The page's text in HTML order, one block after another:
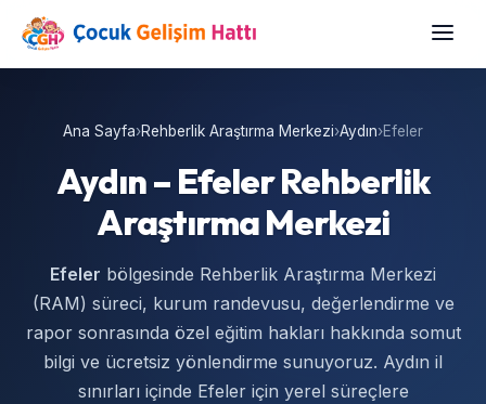
Ana Sayfa›Rehberlik Araştırma Merkezi›Aydın›Efeler
Aydın – Efeler Rehberlik
Araştırma Merkezi
Efeler bölgesinde Rehberlik Araştırma Merkezi
(RAM) süreci, kurum randevusu, değerlendirme ve
rapor sonrasında özel eğitim hakları hakkında somut
bilgi ve ücretsiz yönlendirme sunuyoruz. Aydın il
sınırları içinde Efeler için yerel süreçlere